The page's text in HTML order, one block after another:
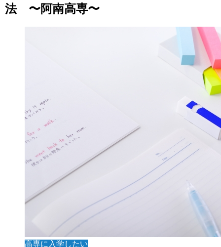
法 〜阿南高専〜
高専に入学したい